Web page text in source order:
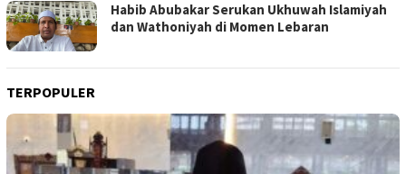
Habib Abubakar Serukan Ukhuwah Islamiyah
dan Wathoniyah di Momen Lebaran
TERPOPULER